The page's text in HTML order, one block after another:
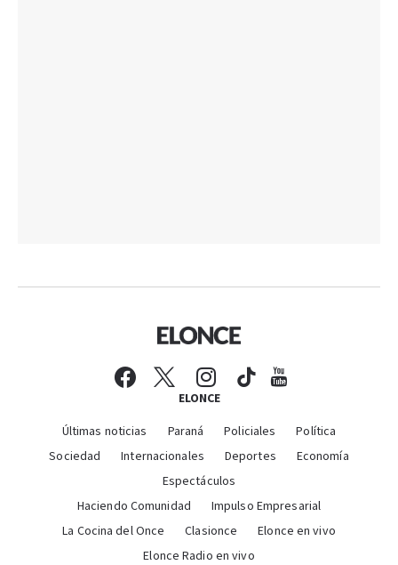
ELONCE
Últimas noticias Paraná Policiales
Política
Sociedad
Internacionales Deportes
Economía
Espectáculos
Haciendo Comunidad
Impulso Empresarial
La Cocina del Once
Clasionce
Elonce en vivo
Elonce Radio en vivo